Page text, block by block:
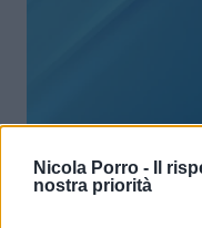
Nicola Porro -
Il
nostra priorità